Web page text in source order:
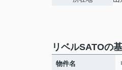
リベルSATOの
物件名